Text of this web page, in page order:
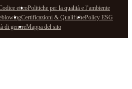
eticoPolitiche per la qualità e l’ambiente
Certificazioni & QualifichePolicy ESG
di genereMappa del sito